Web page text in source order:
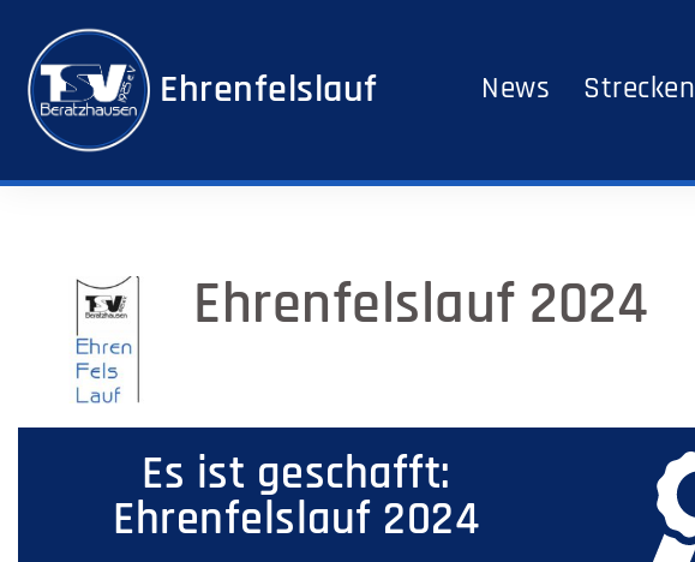
Ehrenfelslauf News Strecken
Ehrenfelslauf 2024
Es ist geschafft:
Ehrenfelslauf 2024